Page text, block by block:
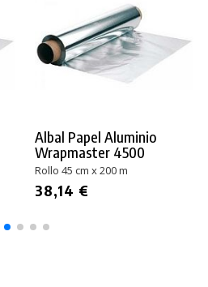
Albal Papel Aluminio
Wrapmaster 4500
Rollo 45 cm x 200 m
38,14 €